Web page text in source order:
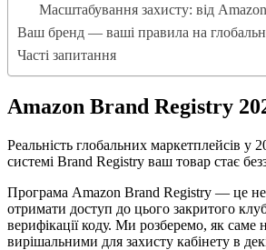
Масштабування захисту: від
Ваш бренд — ваші правила на
Часті запитання
Amazon Brand Registry
Реальність глобальних маркетплейсів
системі Brand Registry ваш товар стає
Програма Amazon Brand Registry — це не
отримати доступ до цього закритого
верифікації коду. Ми розберемо, як саме
вирішальними для захисту кабінету в